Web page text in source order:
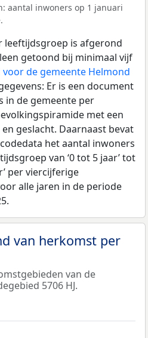
aantal inwoners op 1 januari
leeftijdsgroep is afgerond
getoond bij minimaal vijf
de gemeente Helmond
Er is een document
in de gemeente per
met een
geslacht. Daarnaast bevat
het aantal inwoners
van ‘0 tot 5 jaar’ tot
per viercijferige
alle jaren in de periode
van herkomst per
van de
5706 HJ.